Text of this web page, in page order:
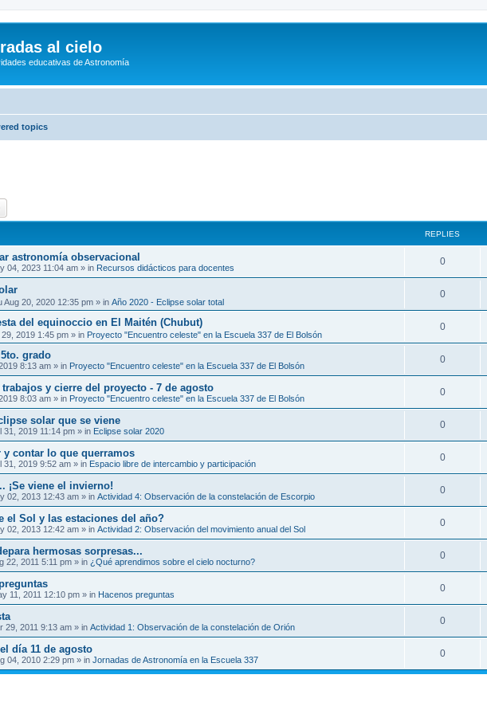
al cielo
educativas de Astronomía
topics
REPLIES
astronomía observacional
04, 2023 11:04 am » in Recursos didácticos para docentes
0
Aug 20, 2020 12:35 pm » in Año 2020 - Eclipse solar total
0
del equinoccio en El Maitén (Chubut)
2019 1:45 pm » in Proyecto "Encuentro celeste" en la Escuela 337 de El Bolsón
0
grado
8:13 am » in Proyecto "Encuentro celeste" en la Escuela 337 de El Bolsón
0
y cierre del proyecto - 7 de agosto
8:03 am » in Proyecto "Encuentro celeste" en la Escuela 337 de El Bolsón
0
solar que se viene
31, 2019 11:14 pm » in Eclipse solar 2020
0
y contar lo que querramos
31, 2019 9:52 am » in Espacio libre de intercambio y participación
0
¡Se viene el invierno!
02, 2013 12:43 am » in Actividad 4: Observación de la constelación de Escorpio
0
el Sol y las estaciones del año?
02, 2013 12:42 am » in Actividad 2: Observación del movimiento anual del Sol
0
hermosas sorpresas...
22, 2011 5:11 pm » in ¿Qué aprendimos sobre el cielo nocturno?
0
11, 2011 12:10 pm » in Hacenos preguntas
0
29, 2011 9:13 am » in Actividad 1: Observación de la constelación de Orión
0
día 11 de agosto
04, 2010 2:29 pm » in Jornadas de Astronomía en la Escuela 337
0